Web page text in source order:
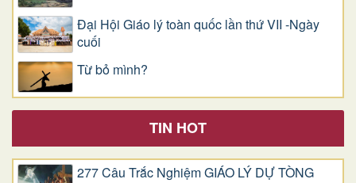
Đại Hội Giáo lý toàn quốc lần thứ VII -Ngày
cuối
Từ bỏ mình?
TIN HOT
277 Câu Trắc Nghiệm GIÁO LÝ DỰ TÒNG